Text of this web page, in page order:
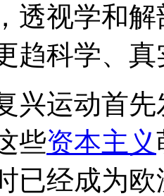
透视学和
趋科学、
运动首先
些资本主义
已经成为